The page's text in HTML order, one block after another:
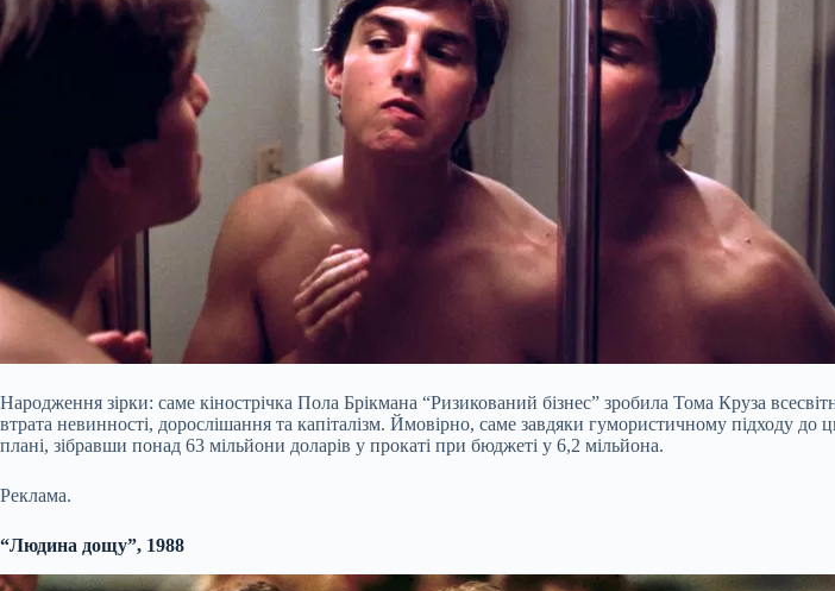
Народження зірки: саме кінострічка Пола Брікмана “Ризикований бізнес” зробила Тома Круза
втрата невинності, дорослішання та капіталізм. Ймовірно, саме завдяки гумористичному підходу
плані, зібравши понад 63 мільйони доларів у прокаті при бюджеті у 6,2 мільйона.
Реклама.
“Людина дощу”, 1988